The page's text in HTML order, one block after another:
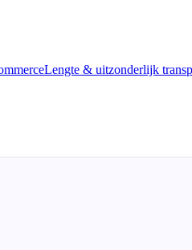
Lengte & uitzonderlijk